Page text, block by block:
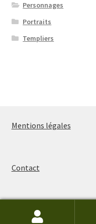
Personnages
Portraits
Templiers
Mentions légales
Contact